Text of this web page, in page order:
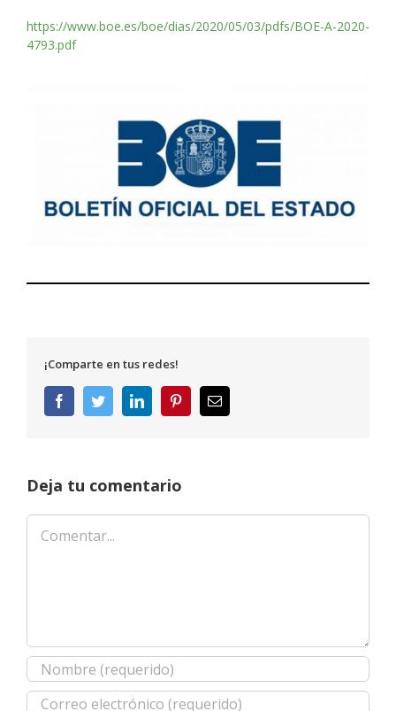
https://www.boe.es/boe/dias/2020/05/03/pdfs/BOE-A-2020-
4793.pdf
¡Comparte en tus redes!
FacebookTwitterLinkedInPinterestCorreo
electrónico
Deja tu comentario
Comentar